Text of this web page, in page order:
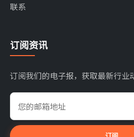
联系
订阅资讯
订阅我们的电子报，获取最新行业